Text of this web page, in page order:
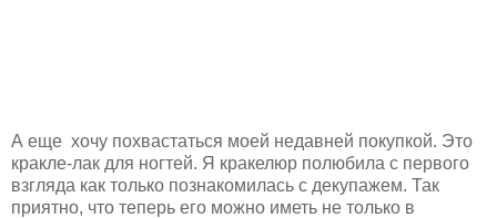
А еще хочу похвастаться моей недавней покупкой. Это
кракле-лак для ногтей. Я кракелюр полюбила с первого
взгляда как только познакомилась с декупажем. Так
приятно, что теперь его можно иметь не только в